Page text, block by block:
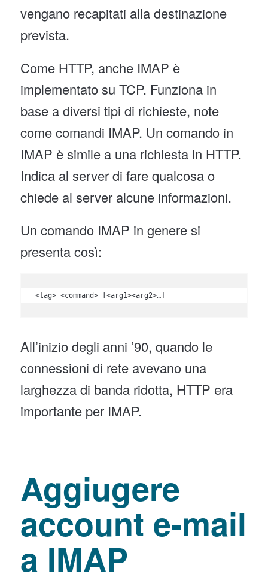
vengano recapitati alla destinazione
prevista.
Come HTTP, anche IMAP è
implementato su TCP. Funziona in
base a diversi tipi di richieste, note
come comandi IMAP. Un comando in
IMAP è simile a una richiesta in HTTP.
Indica al server di fare qualcosa o
chiede al server alcune informazioni.
Un comando IMAP in genere si
presenta così:
<tag> <command> [<arg1><arg2>…]
All’inizio degli anni ’90, quando le
connessioni di rete avevano una
larghezza di banda ridotta, HTTP era
importante per IMAP.
Aggiugere
account e-mail
a IMAP